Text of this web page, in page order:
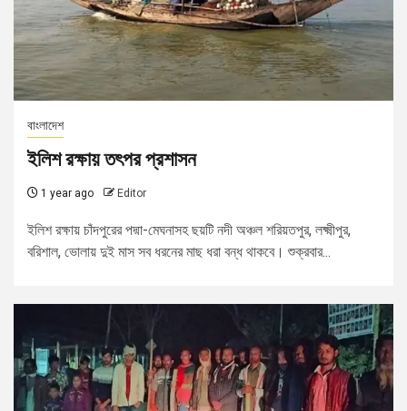
বাংলাদেশ
ইলিশ রক্ষায় তৎপর প্রশাসন
1 year ago Editor
ইলিশ রক্ষায় চাঁদপুরের পদ্মা-মেঘনাসহ ছয়টি নদী অঞ্চল শরিয়তপুর, লক্ষ্মীপুর,
বরিশাল, ভোলায় দুই মাস সব ধরনের মাছ ধরা বন্ধ থাকবে। শুক্রবার...